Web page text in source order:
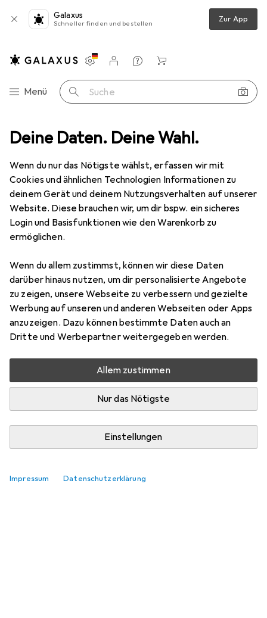
Deine Daten. Deine Wahl.
Wenn du nur das Nötigste wählst, erfassen wir mit
Cookies und ähnlichen Technologien Informationen zu
deinem Gerät und deinem Nutzungsverhalten auf unserer
Website. Diese brauchen wir, um dir bspw. ein sicheres
Login und Basisfunktionen wie den Warenkorb zu
ermöglichen.
Wenn du allem zustimmst, können wir diese Daten
darüber hinaus nutzen, um dir personalisierte Angebote
zu zeigen, unsere Webseite zu verbessern und gezielte
Werbung auf unseren und anderen Webseiten oder Apps
anzuzeigen. Dazu können bestimmte Daten auch an
Dritte und Werbepartner weitergegeben werden.
Allem zustimmen
Nur das Nötigste
Einstellungen
Impressum Datenschutzerklärung
Galaxus
Schneller finden und bestellen Zur App
Navigation nach Kategorien
Menü Suche
Einstellungen
Kundenkonto
Vergleichslisten
Merklisten
Warenkorb
Bürkert
Kategorien anzeigen
Diese Marke gefällt mir